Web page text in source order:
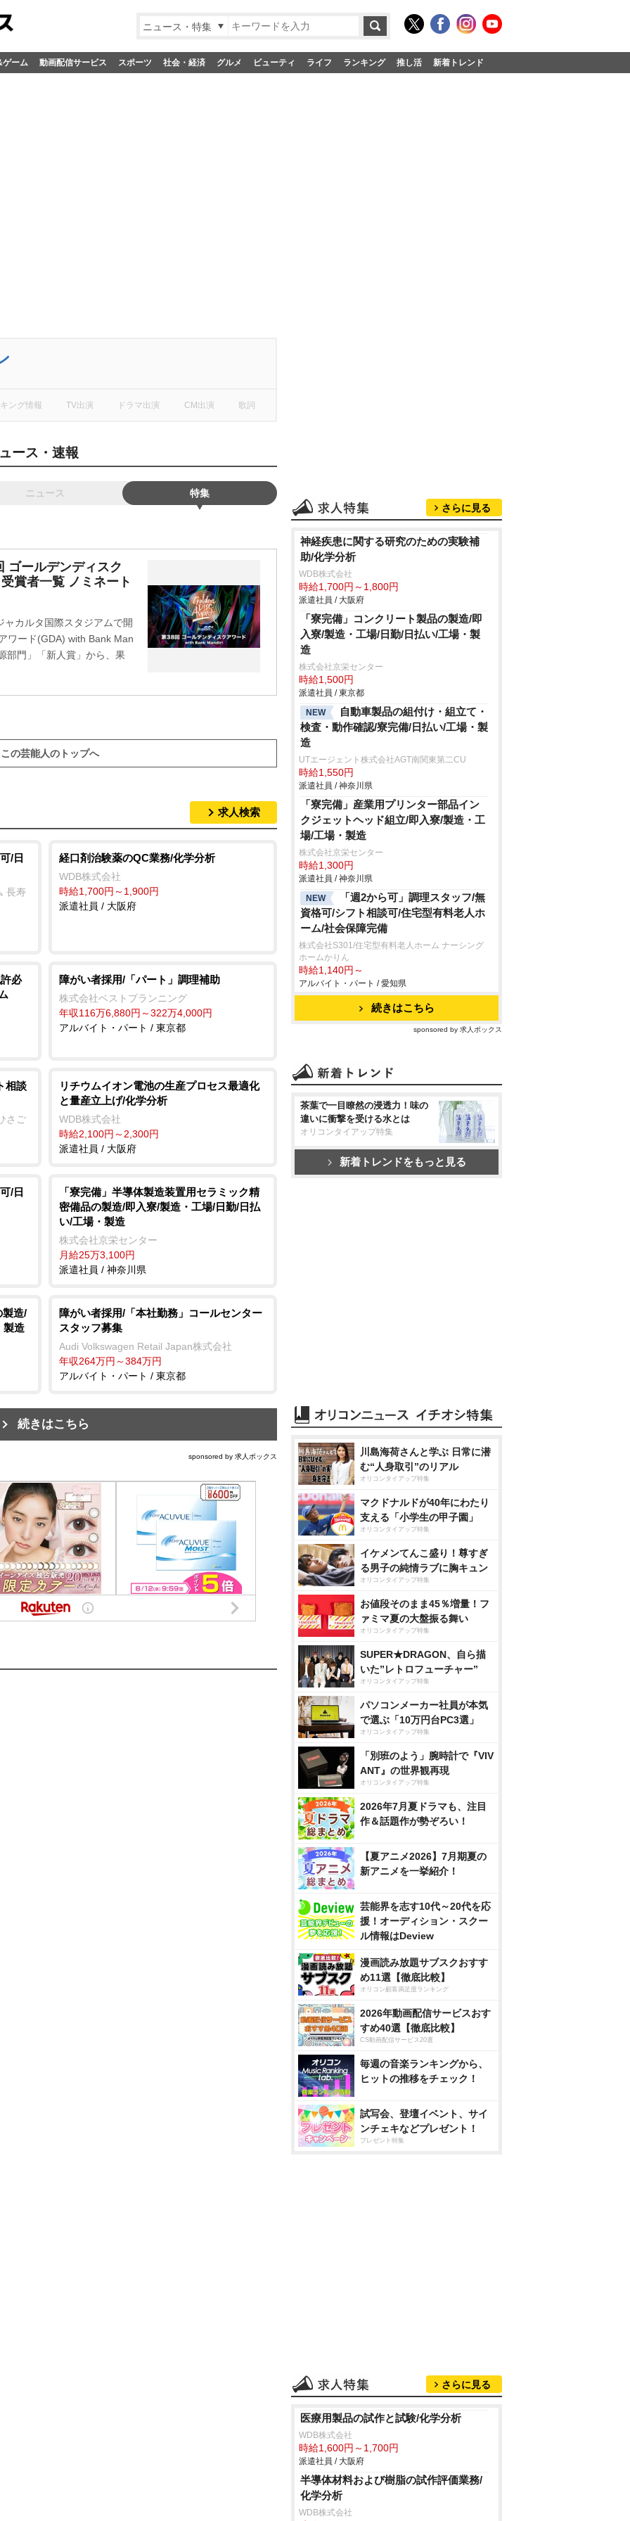
ニュース・特集
ゲーム 動画配信サービス スポーツ 社会・経済 グルメ ビューティ ライフ ランキング 推し活 新着トレンド
ング情報 TV出演 ドラマ出演 CM出演 歌詞
ース・速報
ニュース 特集
ゴールデンディスク
賞者一覧 ノミネート
カルタ国際スタジアムで開
ワード(GDA) with Bank Man
部門」「新人賞」から、果
この芸能人のトップへ
求人検索
/日
長寿
経口剤治験薬のQC業務/化学分析
WDB株式会社
時給1,700円～1,900円
派遣社員 / 大阪府
必
障がい者採用/「パート」調理補助
株式会社ベストプランニング
年収116万6,880円～322万4,000円
アルバイト・パート / 東京都
相談
さご
リチウムイオン電池の生産プロセス最適化
と量産立上げ/化学分析
WDB株式会社
時給2,100円～2,300円
派遣社員 / 大阪府
/日
「寮完備」半導体製造装置用セラミック精
密備品の製造/即入寮/製造・工場/日勤/日払
い/工場・製造
株式会社京栄センター
月給25万3,100円
派遣社員 / 神奈川県
製造/
製造
障がい者採用/「本社勤務」コールセンター
スタッフ募集
Audi Volkswagen Retail Japan株式会社
年収264万円～384万円
アルバイト・パート / 東京都
続きはこちら
sponsored by 求人ボックス
さらに見る
神経疾患に関する研究のための実験補
助/化学分析
WDB株式会社
時給1,700円～1,800円
派遣社員 / 大阪府
「寮完備」コンクリート製品の製造/即
入寮/製造・工場/日勤/日払い/工場・製
造
株式会社京栄センター
時給1,500円
派遣社員 / 東京都
NEW
自動車製品の組付け・組立て・
検査・動作確認/寮完備/日払い/工場・製
造
UTエージェント株式会社AGT南関東第二CU
時給1,550円
派遣社員 / 神奈川県
「寮完備」産業用プリンター部品イン
クジェットヘッド組立/即入寮/製造・工
場/工場・製造
株式会社京栄センター
時給1,300円
派遣社員 / 神奈川県
NEW
「週2から可」調理スタッフ/無
資格可/シフト相談可/住宅型有料老人ホ
ーム/社会保障完備
株式会社S301/住宅型有料老人ホーム ナーシング
ホームかりん
時給1,140円～
アルバイト・パート / 愛知県
続きはこちら
sponsored by 求人ボックス
茶葉で一目瞭然の浸透力！味の
違いに衝撃を受ける水とは
オリコンタイアップ特集
新着トレンドをもっと見る
川島海荷さんと学ぶ 日常に潜
む“人身取引”のリアル
オリコンタイアップ特集
マクドナルドが40年にわたり
支える「小学生の甲子園」
オリコンタイアップ特集
イケメンてんこ盛り！尊すぎ
る男子の純情ラブに胸キュン
オリコンタイアップ特集
お値段そのまま45％増量！フ
ァミマ夏の大盤振る舞い
オリコンタイアップ特集
SUPER★DRAGON、自ら描
いた”レトロフューチャー”
オリコンタイアップ特集
パソコンメーカー社員が本気
で選ぶ「10万円台PC3選」
オリコンタイアップ特集
「別班のよう」腕時計で『VIV
ANT』の世界観再現
オリコンタイアップ特集
2026年7月夏ドラマも、注目
作＆話題作が勢ぞろい！
【夏アニメ2026】7月期夏の
新アニメを一挙紹介！
芸能界を志す10代～20代を応
援！オーディション・スクー
ル情報はDeview
漫画読み放題サブスクおすす
め11選【徹底比較】
オリコン顧客満足度ランキング
2026年動画配信サービスおす
すめ40選【徹底比較】
CS動画配信サービス20選
毎週の音楽ランキングから、
ヒットの推移をチェック！
試写会、登壇イベント、サイ
ンチェキなどプレゼント！
プレゼント特集
さらに見る
医療用製品の試作と試験/化学分析
WDB株式会社
時給1,600円～1,700円
派遣社員 / 大阪府
半導体材料および樹脂の試作評価業務/
化学分析
WDB株式会社